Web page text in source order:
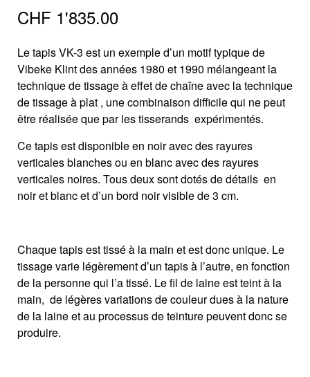
CHF 1'835.00
Le tapis VK-3 est un exemple d’un motif typique de
Vibeke Klint des années 1980 et 1990 mélangeant la
technique de tissage à effet de chaîne avec la technique
de tissage à plat , une combinaison difficile qui ne peut
être réalisée que par les tisserands expérimentés.
Ce tapis est disponible en noir avec des rayures
verticales blanches ou en blanc avec des rayures
verticales noires. Tous deux sont dotés de détails en
noir et blanc et d’un bord noir visible de 3 cm.
Chaque tapis est tissé à la main et est donc unique. Le
tissage varie légèrement d’un tapis à l’autre, en fonction
de la personne qui l’a tissé. Le fil de laine est teint à la
main, de légères variations de couleur dues à la nature
de la laine et au processus de teinture peuvent donc se
produire.